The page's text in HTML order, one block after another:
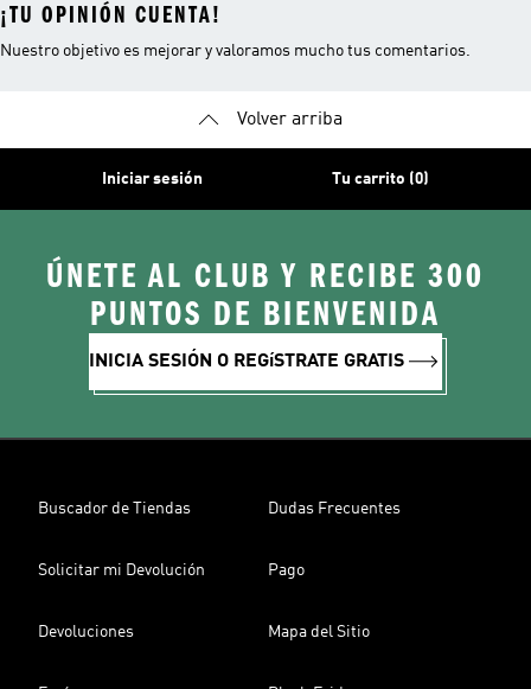
¡TU OPINIÓN CUENTA!
Nuestro objetivo es mejorar y valoramos mucho tus comentarios.
Volver arriba
Iniciar sesión Tu carrito (0)
ÚNETE AL CLUB Y RECIBE 300
PUNTOS DE BIENVENIDA
INICIA SESIÓN O REGíSTRATE GRATIS
Buscador de Tiendas Dudas Frecuentes
Solicitar mi Devolución Pago
Devoluciones Mapa del Sitio